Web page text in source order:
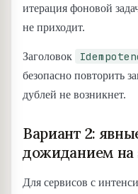
итерация фоновой
не приходит.
Заголовок
безопасно повторить
дублей не возникнет.
Вариант 2:
дожиданием
Для сервисов с